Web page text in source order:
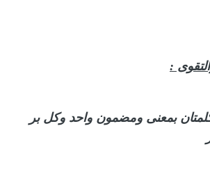
:
بمعنى ومضمون واحد وكل بر